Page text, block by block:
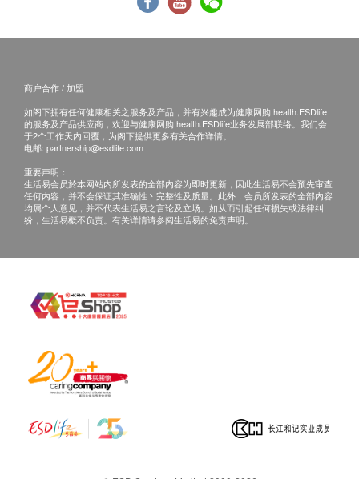
食用。 *注意: 包装生产过程中，空气会进入小包装内
而可能令产品出现膨涨。这并不会影响产品的品质。
正本，并于送货后3个工作天内按下列方式联络健
遵守餐单，怎么办？
*，享受大餐的同时，也可以尽量辅助生酮饮食的
原则，是忙碌都市人的恩物。
曾经用不正确方式减磅，发现皮肤质素下降，面色
暗黄无弹性，该如何处理？
减磅方式不正确，即使能够瘦身成功，皮肤也会容
易变得暗哑无光，瘦下来也不美，最后得不偿失。
但能够正常饮食，更不会让身体因营养不均而造成
建立双重护肤力量，全面退黄亮肌，从此向干燥暗
哑肌说再见。
服用SuperHOT后会有副作用吗？
不会。配方经过严格挑选，天然温和，达至持久修
确保产品制作过程及成份安全。
商户合作 / 加盟
如阁下拥有任何健康相关之服务及产品，并有兴趣成为健康网购 health.ESDlife
的服务及产品供应商，欢迎与健康网购 health.ESDlife业务发展部联络。我们会
于2个工作天内回覆，为阁下提供更多有关合作详情。
电邮: partnership@esdlife.com
重要声明：
生活易会员於本网站内所发表的全部内容为即时更新，因此生活易不会预先审查
任何内容，并不会保证其准确性丶完整性及质量。此外，会员所发表的全部内容
均属个人意见，并不代表生活易之言论及立场。如从而引起任何损失或法律纠
纷，生活易概不负责。有关详情请参阅生活易的免责声明。